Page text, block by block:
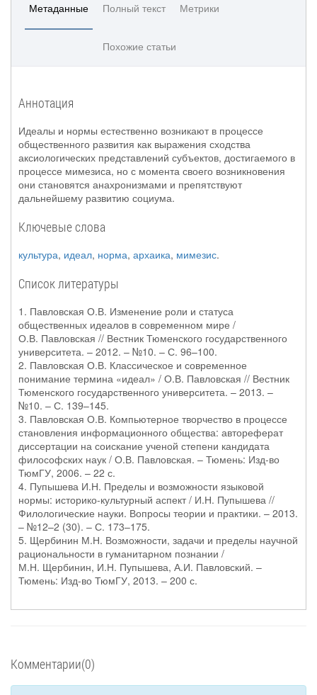
Метаданные Полный текст Метрики
Похожие статьи
Аннотация
Идеалы и нормы естественно возникают в процессе
общественного развития как выражения сходства
аксиологических представлений субъектов, достигаемого в
процессе мимезиса, но с момента своего возникновения
они становятся анахронизмами и препятствуют
дальнейшему развитию социума.
Ключевые слова
культура, идеал, норма, архаика, мимезис.
Список литературы
1. Павловская О.В. Изменение роли и статуса
общественных идеалов в современном мире /
О.В. Павловская // Вестник Тюменского государственного
университета. – 2012. – №10. – С. 96–100.
2. Павловская О.В. Классическое и современное
понимание термина «идеал» / О.В. Павловская // Вестник
Тюменского государственного университета. – 2013. –
№10. – С. 139–145.
3. Павловская О.В. Компьютерное творчество в процессе
становления информационного общества: автореферат
диссертации на соискание ученой степени кандидата
философских наук / О.В. Павловская. – Тюмень: Изд-во
ТюмГУ, 2006. – 22 с.
4. Пупышева И.Н. Пределы и возможности языковой
нормы: историко-культурный аспект / И.Н. Пупышева //
Филологические науки. Вопросы теории и практики. – 2013.
– №12–2 (30). – С. 173–175.
5. Щербинин М.Н. Возможности, задачи и пределы научной
рациональности в гуманитарном познании /
М.Н. Щербинин, И.Н. Пупышева, А.И. Павловский. –
Тюмень: Изд-во ТюмГУ, 2013. – 200 с.
Комментарии(0)